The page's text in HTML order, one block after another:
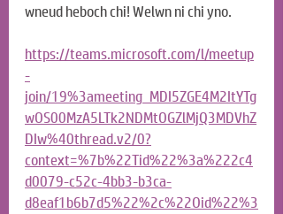
wneud heboch chi! Welwn ni chi yno.
https://teams.microsoft.com/l/meetup
-
join/19%3ameeting_MDI5ZGE4M2ItYTg
wOS00MzA5LTk2NDMtOGZlMjQ3MDVhZ
DIw%40thread.v2/0?
context=%7b%22Tid%22%3a%222c4
d0079-c52c-4bb3-b3ca-
d8eaf1b6b7d5%22%2c%22Oid%22%3